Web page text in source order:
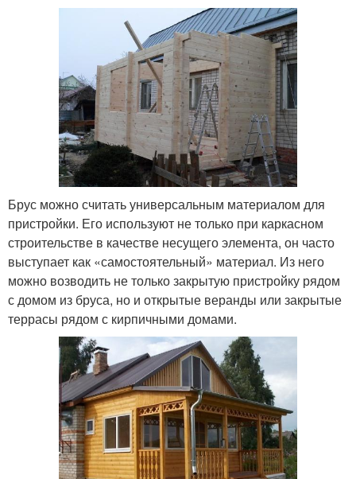
Брус можно считать универсальным материалом для
пристройки. Его используют не только при каркасном
строительстве в качестве несущего элемента, он часто
выступает как «самостоятельный» материал. Из него
можно возводить не только закрытую пристройку рядом
с домом из бруса, но и открытые веранды или закрытые
террасы рядом с кирпичными домами.